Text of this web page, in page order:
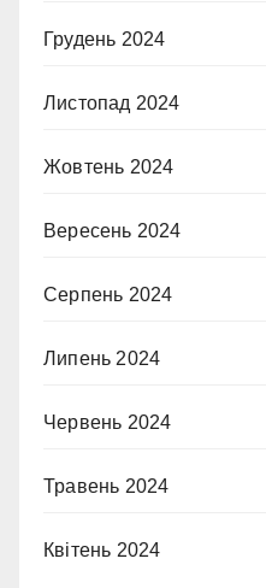
Грудень 2024
Листопад 2024
Жовтень 2024
Вересень 2024
Серпень 2024
Липень 2024
Червень 2024
Травень 2024
Квітень 2024